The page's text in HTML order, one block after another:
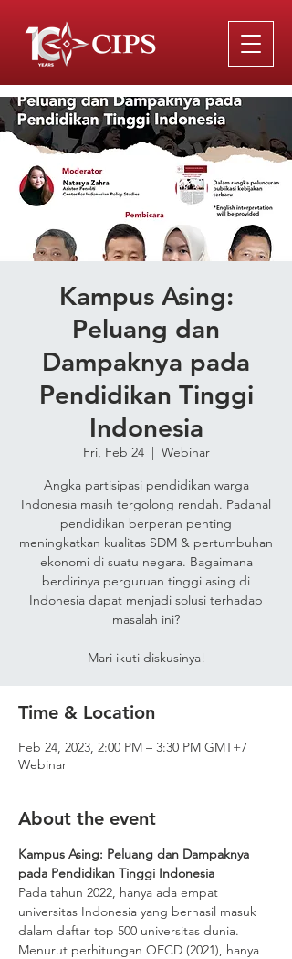
Kampus Asing:
Peluang dan
Dampaknya pada
Pendidikan Tinggi
Indonesia
Fri, Feb 24
  |
Webinar
Angka partisipasi pendidikan warga
Indonesia masih tergolong rendah. Padahal
pendidikan berperan penting
meningkatkan kualitas SDM & pertumbuhan
ekonomi di suatu negara. Bagaimana
berdirinya perguruan tinggi asing di
Indonesia dapat menjadi solusi terhadap
masalah ini?
Mari ikuti diskusinya!
Time & Location
Feb 24, 2023, 2:00 PM – 3:30 PM GMT+7
Webinar
About the event
Kampus Asing: Peluang dan Dampaknya
pada Pendidikan Tinggi Indonesia
Pada tahun 2022, hanya ada empat
universitas Indonesia yang berhasil masuk
dalam daftar top 500 universitas dunia.
Menurut perhitungan OECD (2021), hanya